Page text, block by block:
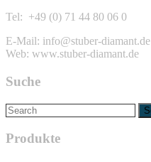
Tel: +49 (0) 71 44 80 06 0
E-Mail: info@stuber-diamant.de
Web: www.stuber-diamant.de
Suche
Produkte